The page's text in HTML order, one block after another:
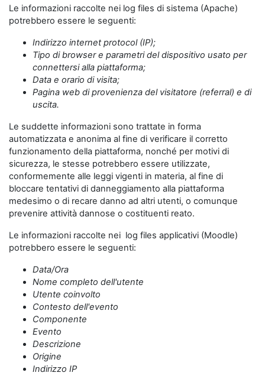
Le informazioni raccolte nei log files di sistema (Apache)
potrebbero essere le seguenti:
Indirizzo internet protocol (IP);
Tipo di browser e parametri del dispositivo usato per
connettersi alla piattaforma;
Data e orario di visita;
Pagina web di provenienza del visitatore (referral) e di
uscita.
Le suddette informazioni sono trattate in forma
automatizzata e anonima al fine di verificare il corretto
funzionamento della piattaforma, nonché per motivi di
sicurezza, le stesse potrebbero essere utilizzate,
conformemente alle leggi vigenti in materia, al fine di
bloccare tentativi di danneggiamento alla piattaforma
medesimo o di recare danno ad altri utenti, o comunque
prevenire attività dannose o costituenti reato.
Le informazioni raccolte nei log files applicativi (Moodle)
potrebbero essere le seguenti:
Data/Ora
Nome completo dell'utente
Utente coinvolto
Contesto dell'evento
Componente
Evento
Descrizione
Origine
Indirizzo IP